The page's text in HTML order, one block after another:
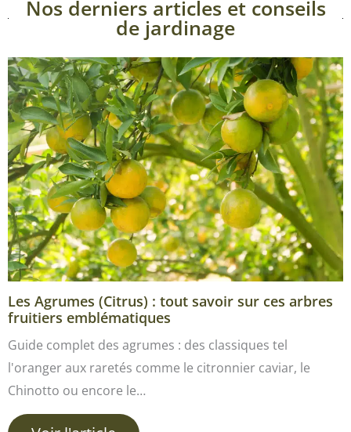
Nos derniers articles et conseils
de jardinage
Les Agrumes (Citrus) : tout savoir sur ces arbres
fruitiers emblématiques
Guide complet des agrumes : des classiques tel
l'oranger aux raretés comme le citronnier caviar, le
Chinotto ou encore le…